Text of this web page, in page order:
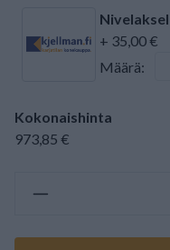
+ 35,00 €
Määrä:
Kokonaishinta
973,85 €